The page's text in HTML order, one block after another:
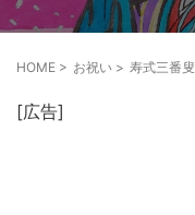
HOME > お祝い > 寿式三番叟
[広告]